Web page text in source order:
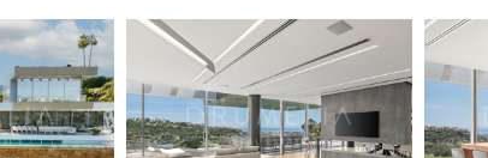
kompletterar bostaden. En hiss förbinder alla våningsplan,
och hållbara energilösningar säkerställer komfort, effektivitet